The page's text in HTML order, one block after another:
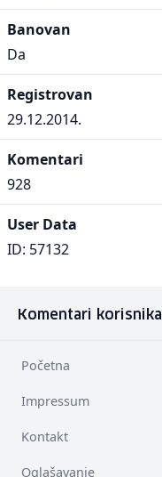
Banovan
Da
Registrovan
29.12.2014.
Komentari
928
User Data
ID: 57132
Komentari korisnika
Početna
Impressum
Kontakt
Oglašavanje